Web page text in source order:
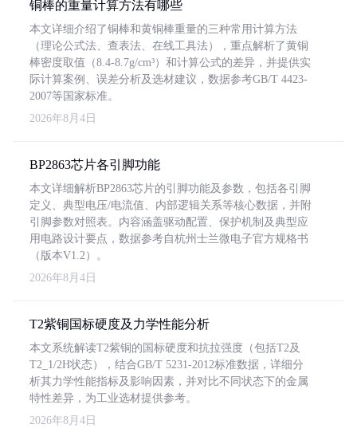
铜棒的重量计算方法有哪些
本文详细介绍了铜棒和黄铜棒重量的三种常用计算方法
（理论公式法、查表法、在线工具法），重点解析了黄铜
棒密度取值（8.4-8.7g/cm³）和计算公式的差异，并提供实
际计算案例、误差分析及选材建议，数据参考GB/T 4423-
2007等国家标准。
2026年8月4日
BP2863芯片各引脚功能
本文详细解析BP2863芯片的引脚功能及参数，包括各引脚
定义、典型电压/电流值、内部逻辑关系等核心数据，并附
引脚参数对照表。内容涵盖驱动配置、保护机制及典型应
用电路设计要点，数据参考自杭州士兰微电子官方规格书
（版本V1.2）。
2026年8月4日
T2紫铜国标硬度及力学性能分析
本文系统解读T2紫铜的国标硬度和抗拉强度（包括T2及
T2_1/2H状态），结合GB/T 5231-2012标准数据，详细分
析其力学性能指标及影响因素，并对比不同状态下的金属
特性差异，为工业选材提供参考。
2026年8月4日